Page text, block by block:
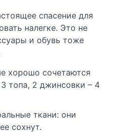
спасение для
налегке. Это не
и обувь тоже
хорошо сочетаются
топа, 2 джинсовки – 4
ткани: они
сохнут.